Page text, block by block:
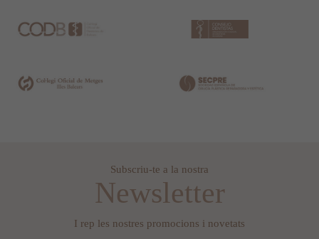
Subscriu-te a la nostra
Newsletter
I rep les nostres promocions i novetats